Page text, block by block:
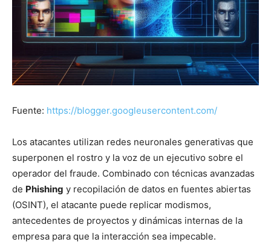
Fuente: https://blogger.googleusercontent.com/
Los atacantes utilizan redes neuronales generativas que
superponen el rostro y la voz de un ejecutivo sobre el
operador del fraude. Combinado con técnicas avanzadas
de Phishing y recopilación de datos en fuentes abiertas
(OSINT), el atacante puede replicar modismos,
antecedentes de proyectos y dinámicas internas de la
empresa para que la interacción sea impecable.